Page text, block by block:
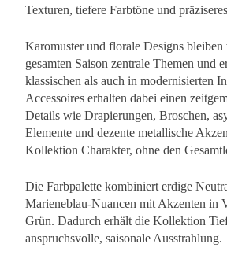
Texturen, tiefere Farbtöne und
Karomuster und florale Designs bleiben
gesamten Saison zentrale Themen und
klassischen als auch in modernisierten
Accessoires erhalten dabei einen
Details wie Drapierungen, Broschen,
Elemente und dezente metallische
Kollektion Charakter, ohne den
Die Farbpalette kombiniert erdige
Marieneblau-Nuancen mit Akzenten in
Grün. Dadurch erhält die Kollektion
anspruchsvolle, saisonale Ausstrahlung.